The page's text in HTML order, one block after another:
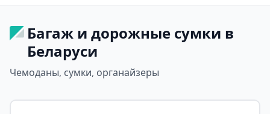
Багаж и дорожные сумки в
Беларуси
Чемоданы, сумки, органайзеры